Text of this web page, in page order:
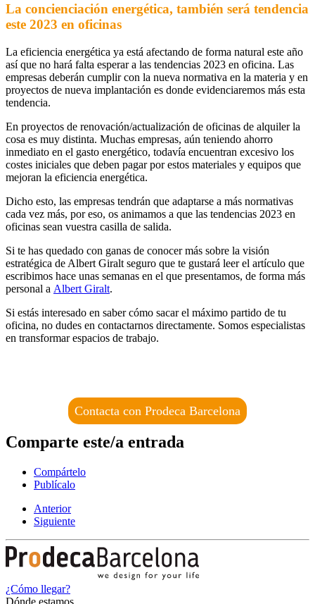
La concienciación energética, también será tendencia
este 2023 en oficinas
La eficiencia energética ya está afectando de forma natural este año
así que no hará falta esperar a las tendencias 2023 en oficina. Las
empresas deberán cumplir con la nueva normativa en la materia y en
proyectos de nueva implantación es donde evidenciaremos más esta
tendencia.
En proyectos de renovación/actualización de oficinas de alquiler la
cosa es muy distinta. Muchas empresas, aún teniendo ahorro
inmediato en el gasto energético, todavía encuentran excesivo los
costes iniciales que deben pagar por estos materiales y equipos que
mejoran la eficiencia energética.
Dicho esto, las empresas tendrán que adaptarse a más normativas
cada vez más, por eso, os animamos a que las tendencias 2023 en
oficinas sean vuestra casilla de salida.
Si te has quedado con ganas de conocer más sobre la visión
estratégica de Albert Giralt seguro que te gustará leer el artículo que
escribimos hace unas semanas en el que presentamos, de forma más
personal a Albert Giralt.
Si estás interesado en saber cómo sacar el máximo partido de tu
oficina, no dudes en contactarnos directamente. Somos especialistas
en transformar espacios de trabajo.
Contacta con Prodeca Barcelona
Comparte este/a entrada
Compártelo
Publícalo
Anterior
Siguiente
¿Cómo llegar?
Dónde estamos